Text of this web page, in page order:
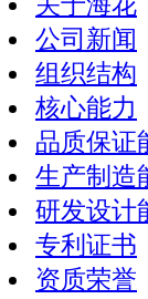
公司新闻
组织结构
核心能力
品质保证
生产制造
研发设计
专利证书
资质荣誉